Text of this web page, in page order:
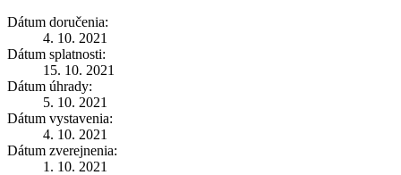
Dátum doručenia:
4. 10. 2021
Dátum splatnosti:
15. 10. 2021
Dátum úhrady:
5. 10. 2021
Dátum vystavenia:
4. 10. 2021
Dátum zverejnenia:
1. 10. 2021